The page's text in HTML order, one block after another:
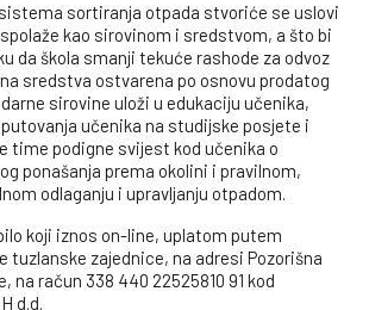
sortiranja otpada stvoriće se uslovi
kao sirovinom i sredstvom, a što bi
da škola smanji tekuće rashode za odvoz
sredstva ostvarena po osnovu prodatog
sirovine uloži u edukaciju učenika,
učenika na studijske posjete i
time podigne svijest kod učenika o
ponašanja prema okolini i pravilnom,
odlaganju i upravljanju otpadom.
koji iznos on-line, uplatom putem
tuzlanske zajednice, na adresi Pozorišna
na račun 338 440 22525810 91 kod
d.d.